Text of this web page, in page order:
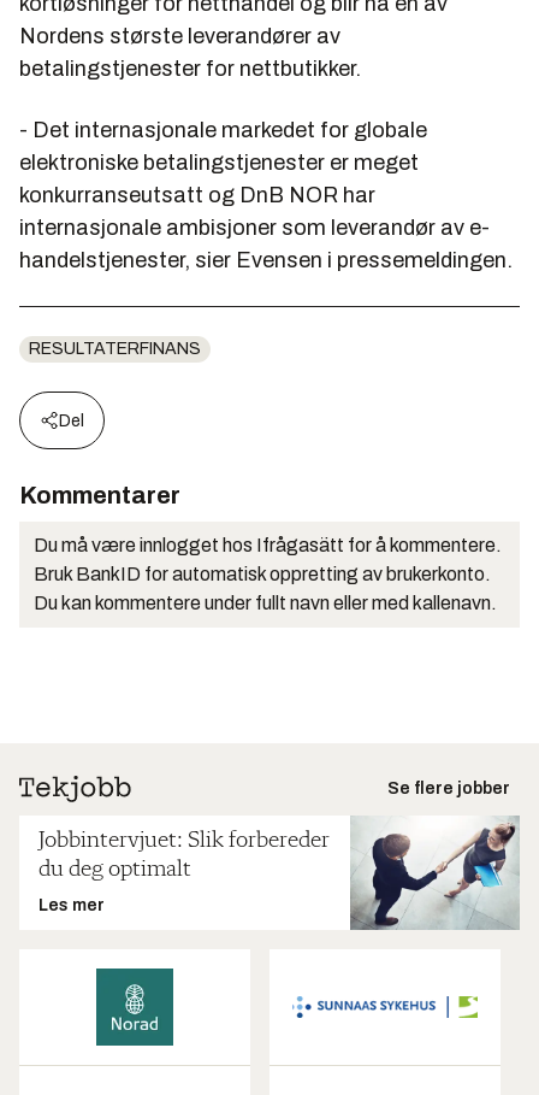
Nordens største leverandører av
betalingstjenester for nettbutikker.
- Det internasjonale markedet for globale
elektroniske betalingstjenester er meget
konkurranseutsatt og DnB NOR har
internasjonale ambisjoner som leverandør av e-
handelstjenester, sier Evensen i pressemeldingen.
RESULTATERFINANS
Del
Kommentarer
Du må være innlogget hos Ifrågasätt for å kommentere.
Bruk BankID for automatisk oppretting av brukerkonto.
Du kan kommentere under fullt navn eller med kallenavn.
Se flere jobber
Jobbintervjuet: Slik forbereder
du deg optimalt
Les mer